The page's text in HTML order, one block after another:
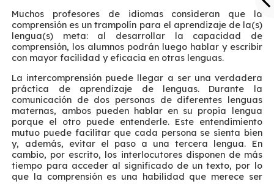
Muchos profesores de idiomas consideran que la
comprensión es un trampolín para el aprendizaje de la(s)
lengua(s) meta: al desarrollar la capacidad de
comprensión, los alumnos podrán luego hablar y escribir
con mayor facilidad y eficacia en otras lenguas.
La intercomprensión puede llegar a ser una verdadera
práctica de aprendizaje de lenguas. Durante la
comunicación de dos personas de diferentes lenguas
maternas, ambos pueden hablar en su propia lengua
porque el otro puede entenderle. Este entendimiento
mutuo puede facilitar que cada persona se sienta bien
y, además, evitar el paso a una tercera lengua. En
cambio, por escrito, los interlocutores disponen de más
tiempo para acceder al significado de un texto, por lo
que la comprensión es una habilidad que merece ser